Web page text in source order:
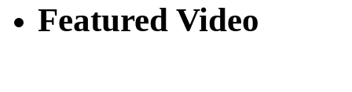
Featured Video